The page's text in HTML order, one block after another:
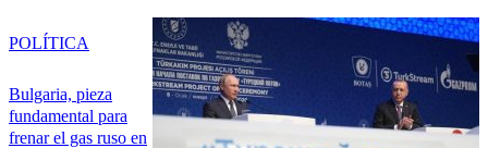
Bulgaria, pieza
fundamental para
frenar el gas ruso en
POLÍTICA